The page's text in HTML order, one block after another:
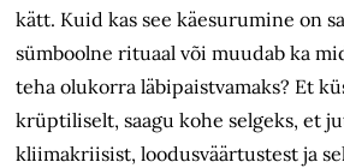
kätt. Kuid kas see käesurumine on
sümboolne rituaal või muudab ka
teha olukorra läbipaistvamaks? Et
krüptiliselt, saagu kohe selgeks, et
kliimakriisist, loodusväärtustest ja